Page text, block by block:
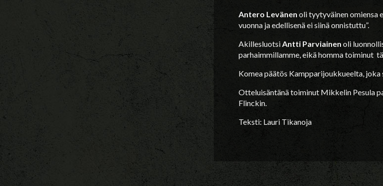
Antero Levänen oli tyytyväinen omiensa
vuonna ja edellisenä ei siinä onnistuttu”.
AkillesluotsiAntti Parviainen oli
parhaimmillamme, eikä homma toiminut
Komea päätös Kampparijoukkueelta,
Otteluisäntänä toiminut Mikkelin Pesula
Flinckin.
Teksti: Lauri Tikanoja